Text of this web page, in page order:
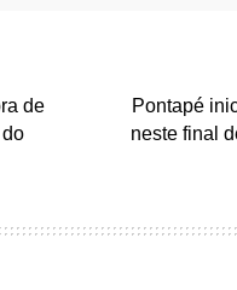
de
Pontapé
neste final